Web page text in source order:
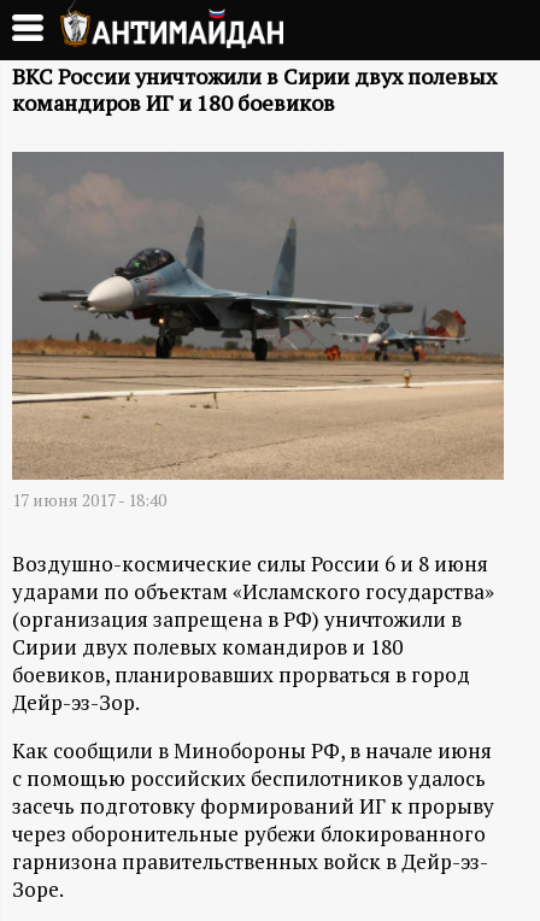
Перейти
основному
содержанию
А
М
А
Й
Д
Н
-
и
н
ф
о
ВКС России уничтожили в Сирии двух полевых
командиров ИГ и 180 боевиков
17 июня 2017 - 18:40
Воздушно-космические силы России 6 и 8 июня
ударами по объектам «Исламского государства»
(организация запрещена в РФ) уничтожили в
Сирии двух полевых командиров и 180
боевиков, планировавших прорваться в город
Дейр-эз-Зор.
Как сообщили в Минобороны РФ, в начале июня
с помощью российских беспилотников удалось
засечь подготовку формирований ИГ к прорыву
через оборонительные рубежи блокированного
гарнизона правительственных войск в Дейр-эз-
Зоре.